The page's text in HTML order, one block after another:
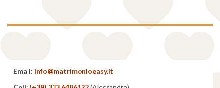
Email: info@matrimonioeasy.it